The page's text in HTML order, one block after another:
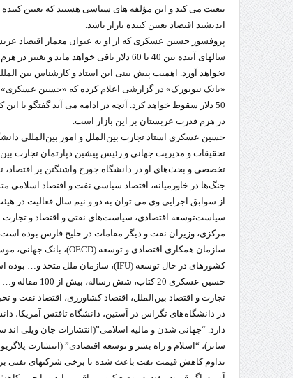
تبعیت می کند و این مؤلفه های سیاسی هستند که تعیین کننده
اندیشند اقتصاد تعیین کننده بازار باشد.
پروفسور حسین عسکری که از او به عنوان معمار اقتصاد
سالهای آینده بین 40 تا 60 دلار باقی خواهد
نخواهد آورد. اهمیت پیش بینی این استاد و کارشناس بین
«بانک نیویورک» در گزارشی اعلام کرده که «حسین
50 دلار سقوط خواهد کرد. آنچه در ادامه می آید گفتگو با این
در هرم قدرت عربستان بر این بازار است.
حسین عسکری استاد تجارت بین‌الملل و امور بین‌المللی
تحقیقات و مدیریت جهانی و رئیس پیشین دپارتمان تجارت
تخصصی و بحث‌های او در دانشگاه جورج واشنگتن بر اقتصاد،
جنگ‌ها در خاورمیانه، اقتصاد سیاسی نفت و اقتصاد اسلامی
از سوابق اجرایی وی می توان به دو و نیم سال فعالیت در
سیاست‌توسعه اقتصادی، سیاست‌های نفتی و اقتصاد و تجارت
مرکزی، وزیران نفت و دیگر مقامات در خلیج فارس بوده
کشورهای در حال توسعه (IFU)، سازمان ملل متحد و… بوده است.
حسین عسکری 20
تجارت و اقتصاد بین‌الملل، اقتصاد کشاورزی، اقتصاد نفت
دارد. “جهانی شدن و مالیه اسلامی”(انتشارات جان ویلی اند
سانز)، “اسلام و راه بشر و توسعه اقتصادی” (انتشارت
تداوم کاهش قیمت نفت باعث شده تا برخی شرکتهای نفتی